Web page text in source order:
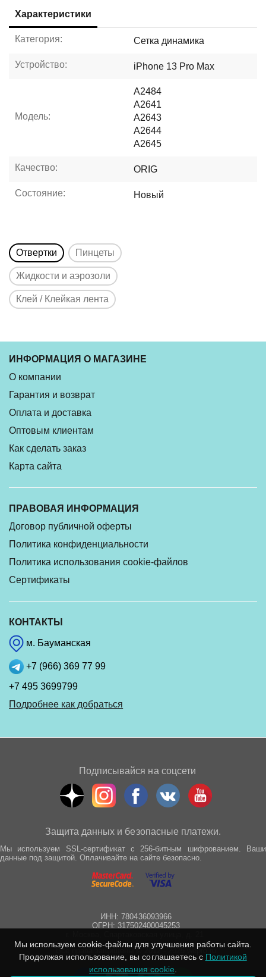
Характеристики
Категория: Сетка динамика
Устройство: iPhone 13 Pro Max
Модель:
A2484
A2641
A2643
A2644
A2645
Качество: ORIG
Состояние: Новый
Отвертки Пинцеты
Жидкости и аэрозоли
Клей / Клейкая лента
ИНФОРМАЦИЯ О МАГАЗИНЕ
О компании
Гарантия и возврат
Оплата и доставка
Оптовым клиентам
Как сделать заказ
Карта сайта
ПРАВОВАЯ ИНФОРМАЦИЯ
Договор публичной оферты
Политика конфиденциальности
Политика использования cookie-файлов
Сертификаты
КОНТАКТЫ
м. Бауманская
+7 (966) 369 77 99
+7 495 3699799
Подробнее как добраться
Подписывайся на соцсети
Защита данных и безопасные платежи.
Мы используем SSL-сертификат с 256-битным шифрованием. Ваши
данные под защитой. Оплачивайте на сайте безопасно.
ИНН: 780436093966
ОГРН: 317502400045253
Все права защищены © 2012 - 2025 wepro.ru
Мы используем cookie-файлы для улучшения работы сайта.
Продолжая использование, вы соглашаетесь с Политикой
использования cookie